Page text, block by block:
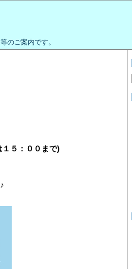
のご案内です。
１５：００まで)